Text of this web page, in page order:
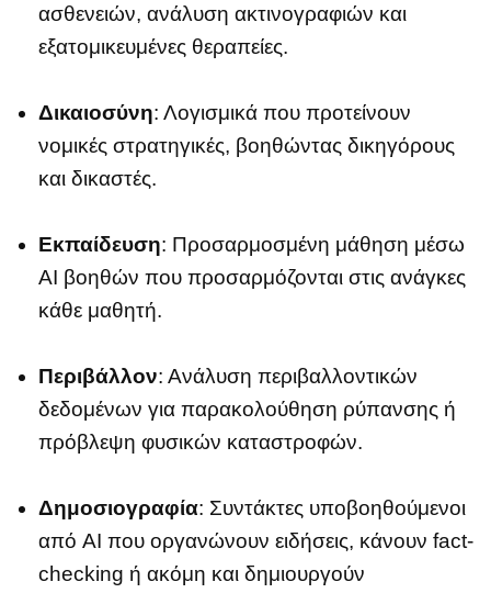
ασθενειών, ανάλυση ακτινογραφιών και
εξατομικευμένες θεραπείες.
Δικαιοσύνη: Λογισμικά που προτείνουν
νομικές στρατηγικές, βοηθώντας δικηγόρους
και δικαστές.
Εκπαίδευση: Προσαρμοσμένη μάθηση μέσω
AI βοηθών που προσαρμόζονται στις ανάγκες
κάθε μαθητή.
Περιβάλλον: Ανάλυση περιβαλλοντικών
δεδομένων για παρακολούθηση ρύπανσης ή
πρόβλεψη φυσικών καταστροφών.
Δημοσιογραφία: Συντάκτες υποβοηθούμενοι
από AI που οργανώνουν ειδήσεις, κάνουν fact-
checking ή ακόμη και δημιουργούν